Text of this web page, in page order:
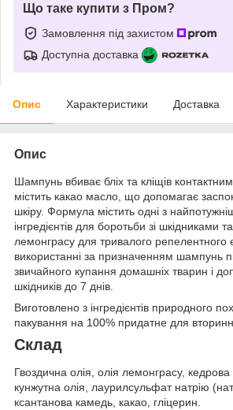
Що таке купити з Пром?
Замовлення під захистом
Доступна доставка
Опис Характеристики Доставка
Опис
Шампунь вбиває бліх та кліщів
містить какао масло, що допомагає
шкіру. Формула містить одні з
інгредієнтів для боротьби зі шкідниками
лемонграсу для тривалого репелентного
використанні за призначенням шампунь
звичайного купання домашніх тварин і
шкідників до 7 днів.
Виготовлено з інгредієнтів природного
пакування на 100% придатне для
Склад
Гвоздична олія, олія лемонграсу, кедрова
кунжутна олія, лаурилсульфат натрію
ксантанова камедь, какао, гліцерин.